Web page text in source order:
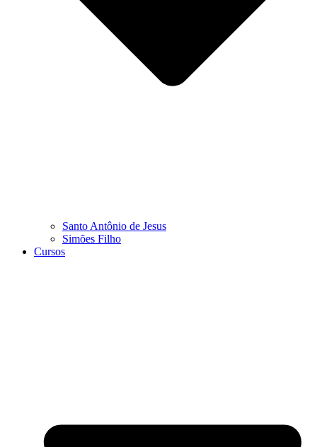
Santo Antônio de Jesus
Simões Filho
Cursos